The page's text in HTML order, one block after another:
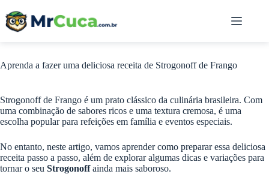
para
Aprenda a fazer uma deliciosa receita de Strogonoff de Frango
Strogonoff de Frango é um prato clássico da culinária brasileira. Com
uma combinação de sabores ricos e uma textura cremosa, é uma
escolha popular para refeições em família e eventos especiais.
No entanto, neste artigo, vamos aprender como preparar essa deliciosa
receita passo a passo, além de explorar algumas dicas e variações para
tornar o seu Strogonoffainda mais saboroso.